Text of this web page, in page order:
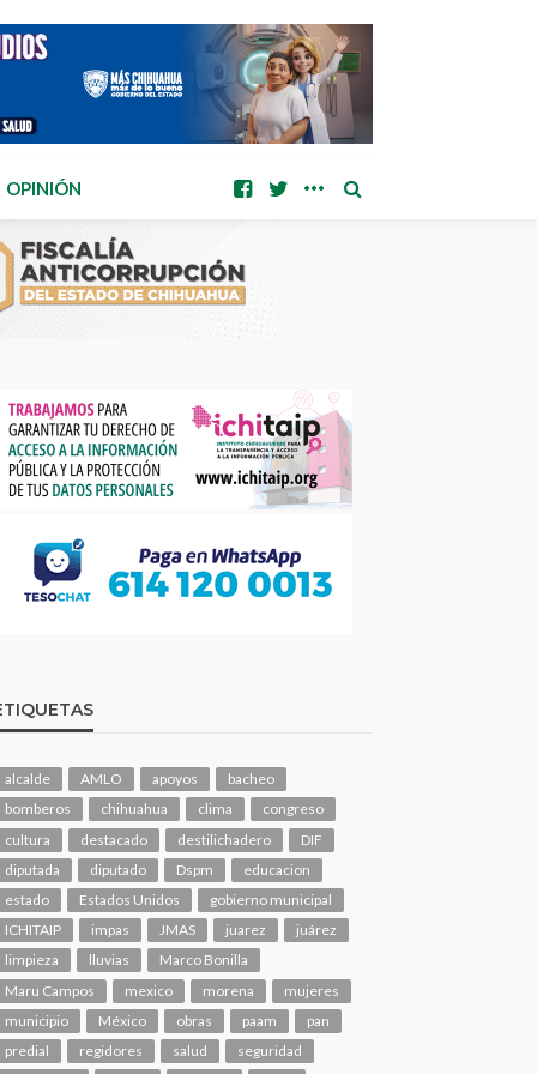
OPINIÓN
alcalde AMLO apoyos
bacheo
bomberos
chihuahua clima
congreso
cultura
destacado destilichadero
DIF
diputada
diputado Dspm
educacion
estado
Estados Unidos
gobierno municipal
ICHITAIP
impas JMAS juarez
juárez
limpieza
lluvias
Marco Bonilla
Maru Campos
mexico morena
mujeres
municipio
México obras paam
pan
predial
regidores salud
seguridad